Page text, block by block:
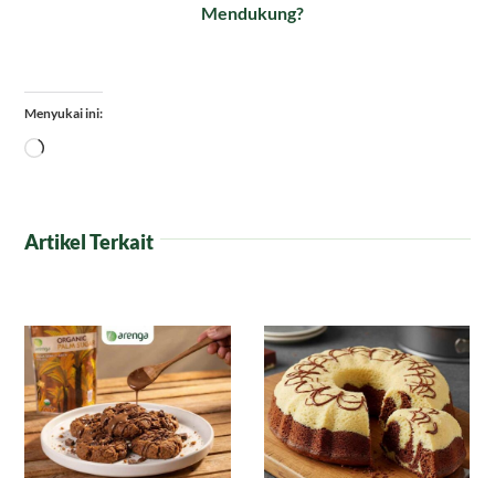
Mendukung?
Menyukai ini:
Memuat...
Artikel Terkait